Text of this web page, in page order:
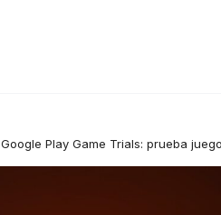
Google Play Game Trials: prueba